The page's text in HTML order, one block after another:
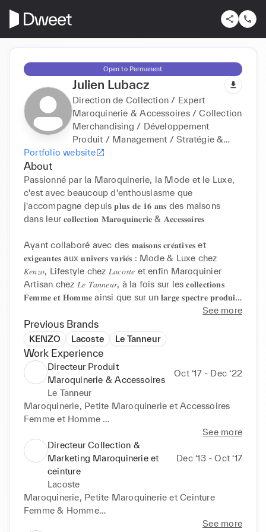
Open to Permanent
Julien Lubacz
Direction de Collection / Expert
Maroquinerie & Accessoires / Collection
Merchandising / Développement
Produit / Management / Stratégie &
Construction Offre / Vision 360 / Luxe -
Portfolio website
About
Passionné par la Maroquinerie, la Mode et le Luxe,
c'est avec beaucoup d'enthousiasme que
j'accompagne depuis 𝐩𝐥𝐮𝐬 𝐝𝐞 𝟏𝟔 𝐚𝐧𝐬 des maisons
dans leur 𝐜𝐨𝐥𝐥𝐞𝐜𝐭𝐢𝐨𝐧 𝐌𝐚𝐫𝐨𝐪𝐮𝐢𝐧𝐞𝐫𝐢𝐞 & 𝐀𝐜𝐜𝐞𝐬𝐬𝐨𝐢𝐫𝐞𝐬
Ayant collaboré avec des 𝐦𝐚𝐢𝐬𝐨𝐧𝐬 𝐜𝐫𝐞́𝐚𝐭𝐢𝐯𝐞𝐬 et
𝐞𝐱𝐢𝐠𝐞𝐚𝐧𝐭𝐞𝐬 aux 𝐮𝐧𝐢𝐯𝐞𝐫𝐬 𝐯𝐚𝐫𝐢𝐞́𝐬 : Mode & Luxe chez
𝐾𝑒𝑛𝑧𝑜, Lifestyle chez 𝐿𝑎𝑐𝑜𝑠𝑡𝑒 et enfin Maroquinier
Artisan chez 𝐿𝑒 𝑇𝑎𝑛𝑛𝑒𝑢𝑟, à la fois sur les 𝐜𝐨𝐥𝐥𝐞𝐜𝐭𝐢𝐨𝐧𝐬
𝐅𝐞𝐦𝐦𝐞 𝐞𝐭 𝐇𝐨𝐦𝐦𝐞 ainsi que sur un 𝐥𝐚𝐫𝐠𝐞 𝐬𝐩𝐞𝐜𝐭𝐫𝐞 𝐩𝐫𝐨𝐝𝐮𝐢𝐭
(sacs, petite maroquinerie, souliers, accessoires…),
j'ai consolidé une véritable expertise 𝐞𝐧
𝐝𝐞́𝐯𝐞𝐥𝐨𝐩𝐩𝐞𝐦𝐞𝐧𝐭 𝐩𝐫𝐨𝐝𝐮𝐢𝐭, 𝐞𝐧 𝐬𝐭𝐫𝐚𝐭𝐞́𝐠𝐢𝐞 𝐝'𝐨𝐟𝐟𝐫𝐞 𝐜𝐨𝐥𝐥𝐞𝐜𝐭𝐢𝐨𝐧
𝐦𝐞𝐫𝐜𝐡𝐚𝐧𝐝𝐢𝐬𝐢𝐧𝐠 𝐨𝐮 𝐛𝐢𝐞𝐧 𝐞𝐧𝐜𝐨𝐫𝐞 𝐞𝐧 𝐩𝐢𝐥𝐨𝐭𝐚𝐠𝐞 𝐠𝐥𝐨𝐛𝐚𝐥 𝐝'𝐮𝐧𝐞 𝐁𝐔
𝐏𝐫𝐨𝐝𝐮𝐢𝐭
Ce qui m'anime et mes compétences :
✓ 𝐃𝐞́𝐩𝐥𝐨𝐲𝐞𝐫 𝐦𝐚 𝐩𝐚𝐬𝐬𝐢𝐨𝐧 𝐝𝐮 𝐩𝐫𝐨𝐝𝐮𝐢𝐭
En recherchant constamment à donner du sens à
l'offre, grâce à une analyse détaillée et à une solide
connaissance du marché, afin que la maison exprime
parfaitement ses valeurs, son ADN et sa promesse
de marque à travers des collections pertinentes et
profitables
✓ 𝐏𝐨𝐫𝐭𝐞𝐫, 𝐩𝐚𝐫𝐭𝐚𝐠𝐞𝐫 𝐞𝐭 𝐟𝐚𝐢𝐫𝐞 𝐯𝐢𝐯𝐫𝐞 𝐮𝐧𝐞 𝐬𝐭𝐫𝐚𝐭𝐞́𝐠𝐢𝐞 𝐞𝐭 𝐮𝐧𝐞
See more
Previous Brands
KENZO Lacoste Le Tanneur
Work Experience
Directeur Produit
Maroquinerie & Accessoires
Oct ‘17 - Dec ‘22
Le Tanneur
Maroquinerie, Petite Maroquinerie et Accessoires
Femme et Homme
Membre Codir et management 9 collaborateurs
MERCHANDISING OFFRE / COLLECTION :
définition, construction et structuration offre produit
•	Définition et mise en œuvre de la stratégie produit
•	Développement de la connaissance produit /
marché / concurrence (études – analyses -
See more
Directeur Collection &
Marketing Maroquinerie et
ceinture
Dec ‘13 - Oct ‘17
Lacoste
Maroquinerie, Petite Maroquinerie et Ceinture
Femme & Homme
Management équipe de 2 collaborateurs - Membre
See more